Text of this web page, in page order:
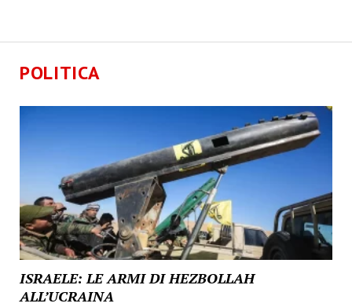
POLITICA
ISRAELE: LE ARMI DI HEZBOLLAH
ALL’UCRAINA